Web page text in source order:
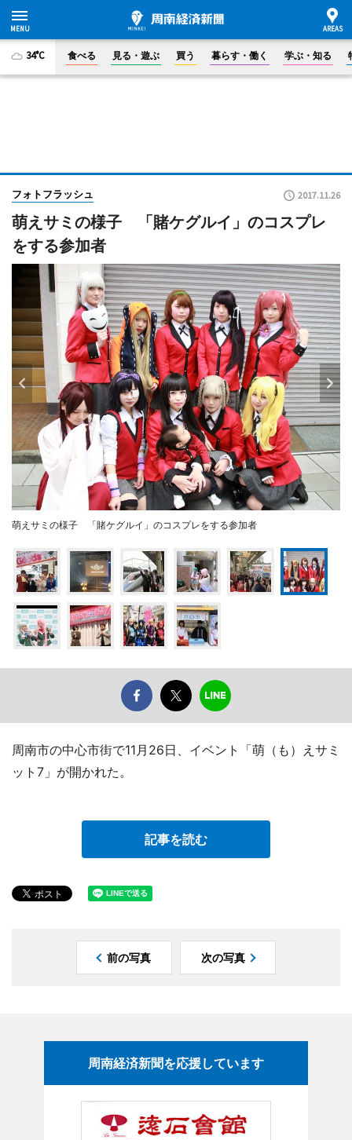
34°C 食べる 見る・遊ぶ 買う 暮らす・働く 学ぶ・知る
フォトフラッシュ 2017.11.26
萌えサミの様子 「賭ケグルイ」のコスプレ
をする参加者
萌えサミの様子 「賭ケグルイ」のコスプレをする参加者
周南市の中心市街で11月26日、イベント「萌（も）えサミ
ット7」が開かれた。
記事を読む
前の写真 次の写真
周南経済新聞を応援しています